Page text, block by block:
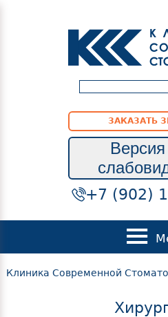
ЗАКАЗАТЬ
+7 (902)
Клиника Современной